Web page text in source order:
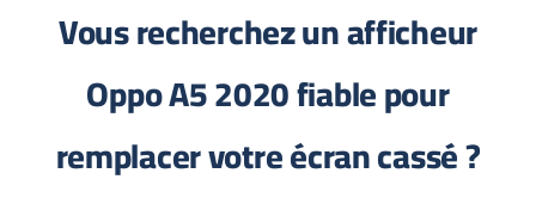
Vous recherchez un afficheur
Oppo A5 2020 fiable pour
remplacer votre écran cassé ?